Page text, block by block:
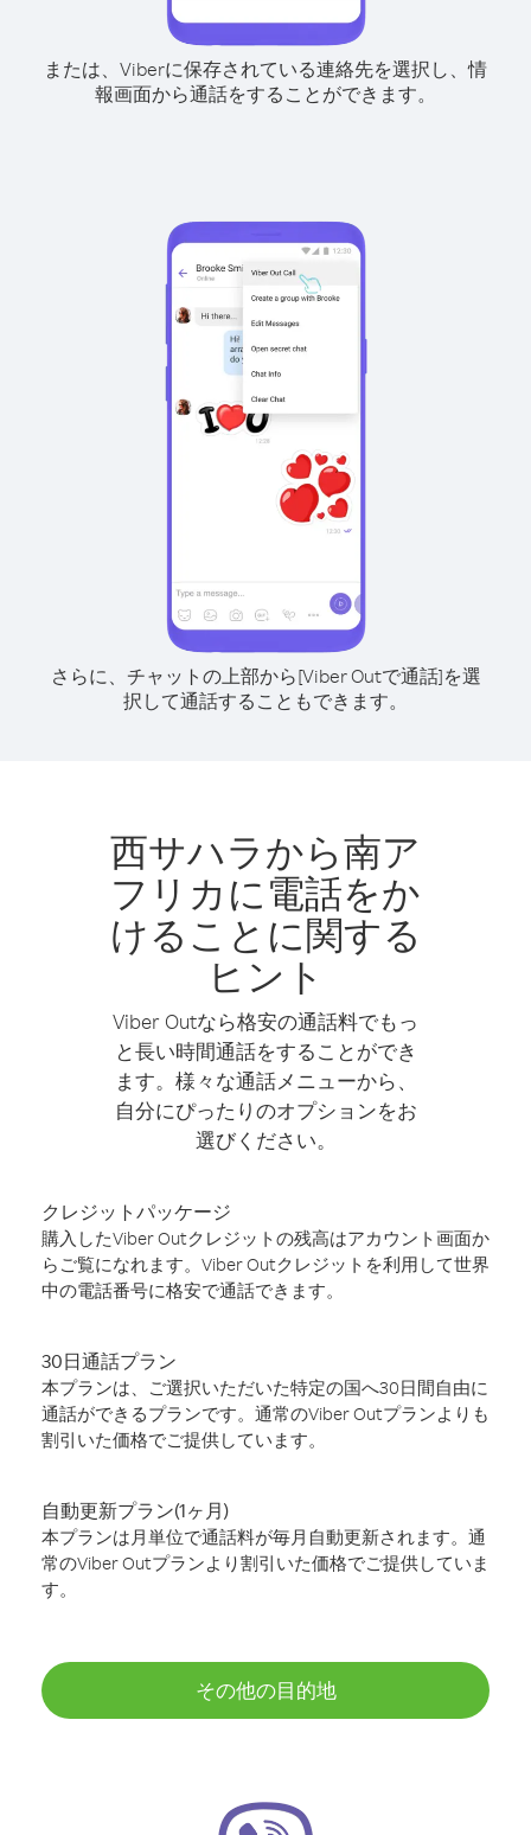
または、Viberに保存されている連絡先を選択し、情
報画面から通話をすることができます。
さらに、チャットの上部から[Viber Outで通話]を選
択して通話することもできます。
西サハラから南ア
フリカに電話をか
けることに関する
ヒント
Viber Outなら格安の通話料でもっ
と長い時間通話をすることができ
ます。様々な通話メニューから、
自分にぴったりのオプションをお
選びください。
クレジットパッケージ
購入したViber Outクレジットの残高はアカウント画面か
らご覧になれます。Viber Outクレジットを利用して世界
中の電話番号に格安で通話できます。
30日通話プラン
本プランは、ご選択いただいた特定の国へ30日間自由に
通話ができるプランです。通常のViber Outプランよりも
割引いた価格でご提供しています。
自動更新プラン(1ヶ月)
本プランは月単位で通話料が毎月自動更新されます。通
常のViber Outプランより割引いた価格でご提供していま
す。
その他の目的地